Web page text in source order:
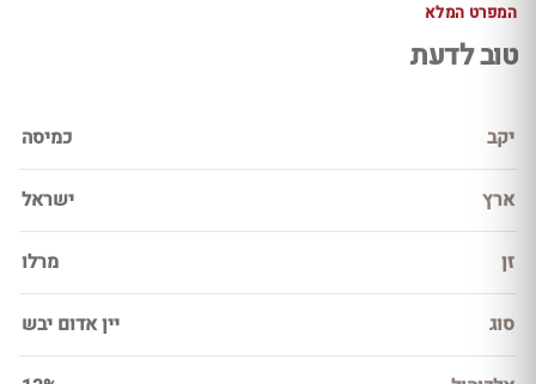
המפרט המלא
טוב לדעת
יקב כמיסה
ארץ ישראל
זן מרלו
סוג יין אדום יבש